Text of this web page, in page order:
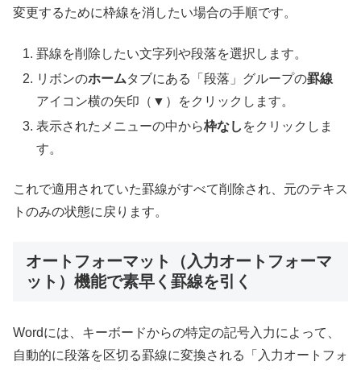
変更するために枠線を消したい場合の手順です。
罫線を削除したい文字列や段落を選択します。
リボンのホームタブにある「段落」グループの罫線
アイコン横の矢印（▼）をクリックします。
表示されたメニューの中から枠なし をクリックしま
す。
これで適用されていた罫線がすべて削除され、元のテキス
トのみの状態に戻ります。
オートフォーマット（入力オートフォーマ
ット）機能で素早く罫線を引く
Wordには、キーボードからの特定の記号入力によって、
自動的に段落を区切る罫線に変換される「入力オートフォ